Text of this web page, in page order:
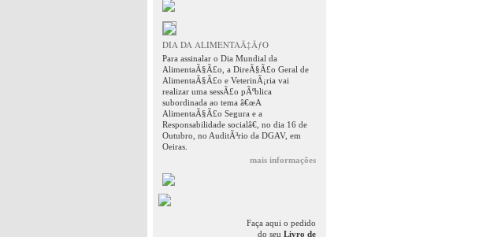
DIA DA ALIMENTAÃ‡ÃƒO
Para assinalar o Dia Mundial da
AlimentaÃ§Ã£o, a DireÃ§Ã£o Geral de
AlimentaÃ§Ã£o e VeterinÃ¡ria vai
realizar uma sessÃ£o pÃºblica
subordinada ao tema â€œA
AlimentaÃ§Ã£o Segura e a
Responsabilidade socialâ€, no dia 16 de
Outubro, no AuditÃ³rio da DGAV, em
Oeiras.
mais informações
Faça aqui o pedido
do seu Livro de